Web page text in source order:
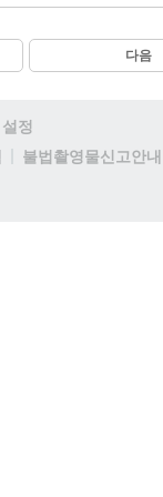
다음
설정
불법촬영물신고안내